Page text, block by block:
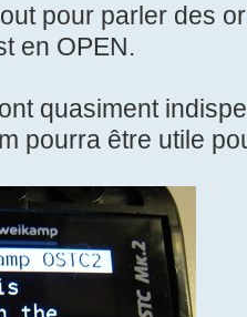
pour parler des
en OPEN.
quasiment
pourra être utile